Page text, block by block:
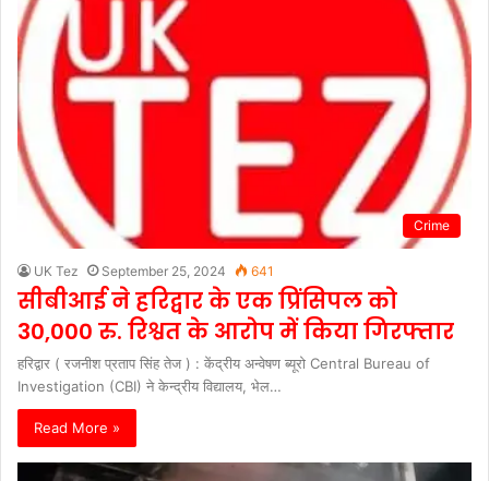
Crime
UK Tez September 25, 2024 641
सीबीआई ने हरिद्वार के एक प्रिंसिपल को
30,000 रु. रिश्वत के आरोप में किया गिरफ्तार
हरिद्वार ( रजनीश प्रताप सिंह तेज ) : केंद्रीय अन्वेषण ब्यूरो Central Bureau of
Investigation (CBI) ने केन्द्रीय विद्यालय, भेल…
Read More »